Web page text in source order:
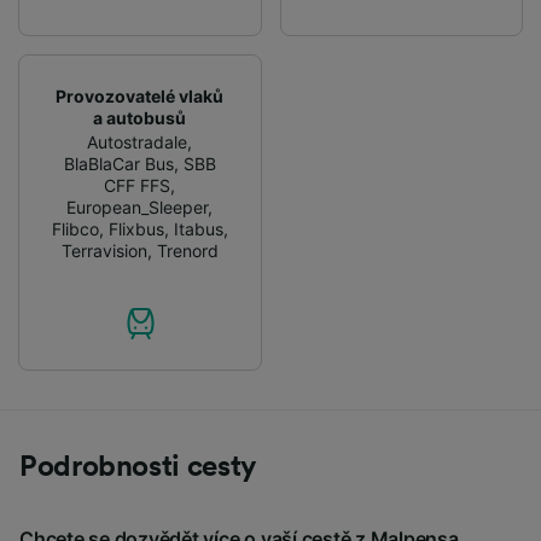
Provozovatelé vlaků
a autobusů
Autostradale,
BlaBlaCar Bus, SBB
CFF FFS,
European_Sleeper,
Flibco, Flixbus, Itabus,
Terravision, Trenord
Podrobnosti cesty